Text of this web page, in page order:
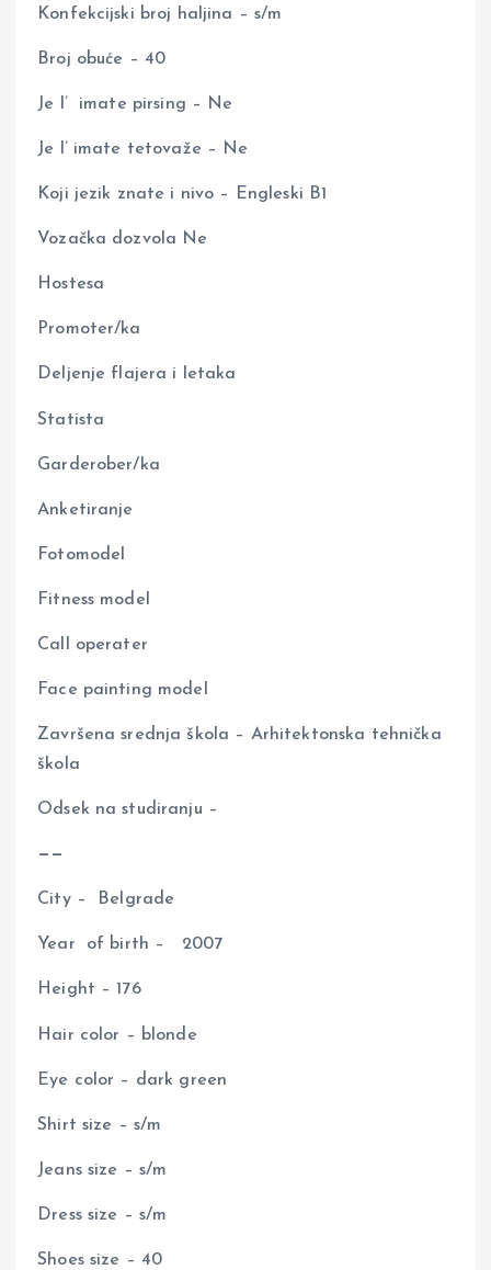
Konfekcijski broj haljina – s/m
Broj obuće – 40
Je l’ imate pirsing – Ne
Je l’ imate tetovaže – Ne
Koji jezik znate i nivo – Engleski B1
Vozačka dozvola Ne
Hostesa
Promoter/ka
Deljenje flajera i letaka
Statista
Garderober/ka
Anketiranje
Fotomodel
Fitness model
Call operater
Face painting model
Završena srednja škola – Arhitektonska tehnička
škola
Odsek na studiranju –
——
City – Belgrade
Year of birth – 2007
Height – 176
Hair color – blonde
Eye color – dark green
Shirt size – s/m
Jeans size – s/m
Dress size – s/m
Shoes size – 40